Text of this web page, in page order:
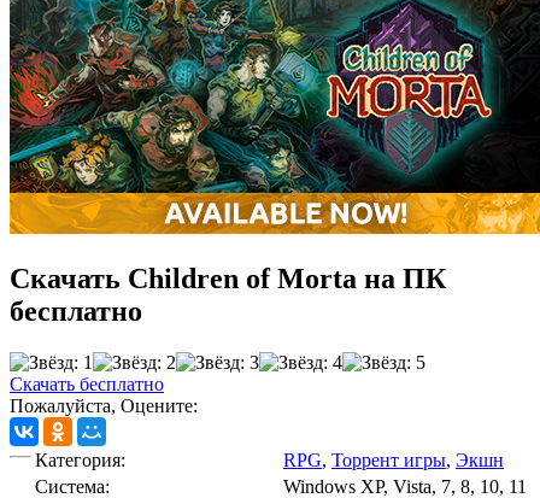
Скачать Children of Morta на ПК
бесплатно
Скачать бесплатно
Пожалуйста, Оцените:
Категория: RPG, Торрент игры, Экшн
Cистема:
Windows XP, Vista, 7, 8, 10, 11